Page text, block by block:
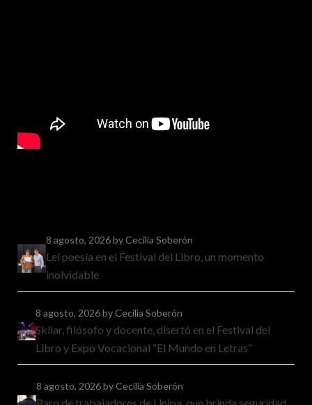
8 agosto, 2026by Cecilia Soberón
Leí poesía en el Festival del Libro, un momento
inolvidable
8 agosto, 2026by Cecilia Soberón
Skliar, filósofo y docente, disertó en el Festival del
Libro y Expo Vocacional “El Mundo en Letras”
8 agosto, 2026by Cecilia Soberón